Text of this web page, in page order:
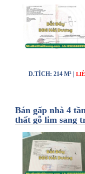
D.TÍCH: 214 M² |
Bán gấp nhà 4
thất gỗ lim sang